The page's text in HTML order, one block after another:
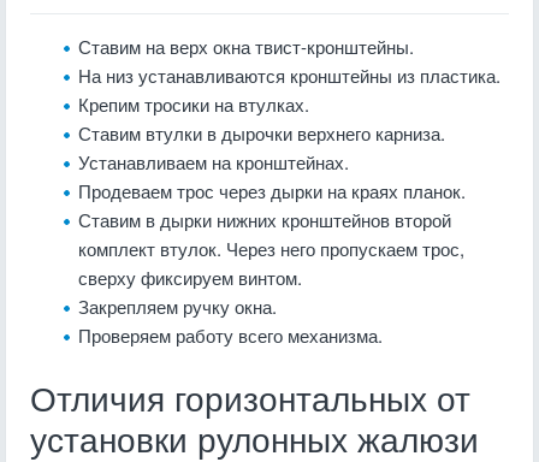
Ставим на верх окна твист-кронштейны.
На низ устанавливаются кронштейны из пластика.
Крепим тросики на втулках.
Ставим втулки в дырочки верхнего карниза.
Устанавливаем на кронштейнах.
Продеваем трос через дырки на краях планок.
Ставим в дырки нижних кронштейнов второй
комплект втулок. Через него пропускаем трос,
сверху фиксируем винтом.
Закрепляем ручку окна.
Проверяем работу всего механизма.
Отличия горизонтальных от
установки рулонных жалюзи